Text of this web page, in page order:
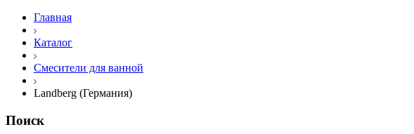
Главная
Каталог
Смесители для ванной
Landberg (Германия)
Поиск